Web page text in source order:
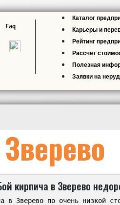
Faq
Каталог
Карьеры и
Рейтинг
Рассчёт
Полезная
Заявки на
кирпича в Зверево
в Зверево по очень низкой